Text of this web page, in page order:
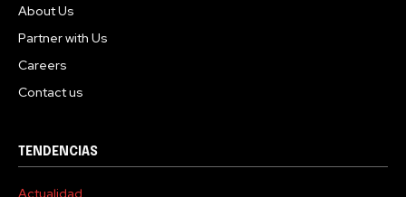
About Us
Partner with Us
Careers
Contact us
TENDENCIAS